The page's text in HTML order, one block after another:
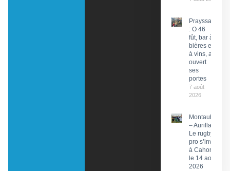
Prayssac
: O 46
fût, bar à
bières et
à vins, a
ouvert
ses
portes
7 août
2026
Montauban
– Aurillac :
Le rugby
pro s’invite
à Cahors
le 14 août
2026